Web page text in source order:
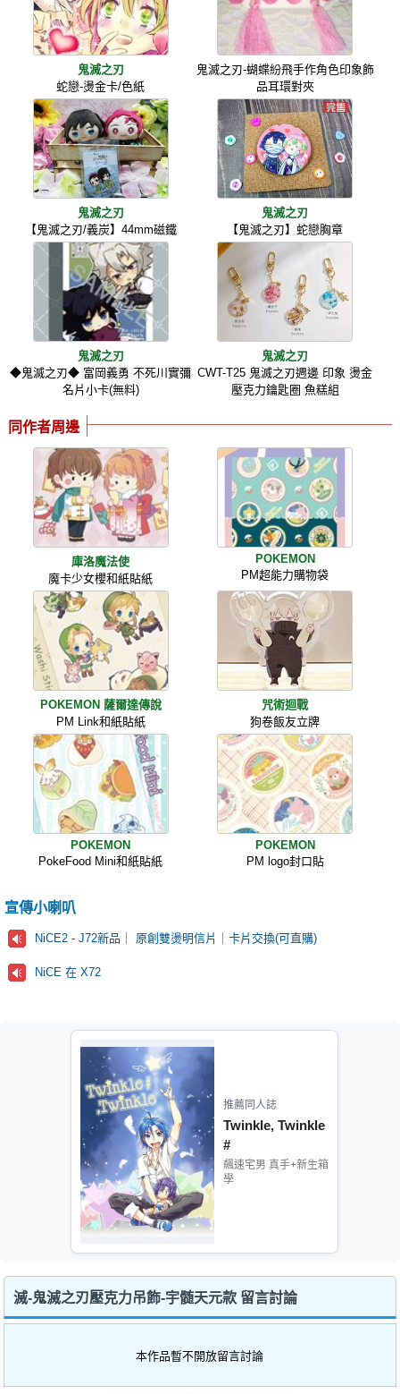
鬼滅之刃
蛇戀-燙金卡/色紙
鬼滅之刃-蝴蝶紛飛手作角色印象飾
品耳環對夾
鬼滅之刃
【鬼滅之刃/義炭】44mm磁鐵
鬼滅之刃
【鬼滅之刃】蛇戀胸章
鬼滅之刃
◆鬼滅之刃◆ 富岡義勇 不死川實彌
名片小卡(無料)
鬼滅之刃
CWT-T25 鬼滅之刃週邊 印象 燙金
壓克力鑰匙圈 魚糕組
同作者周邊
庫洛魔法使
魔卡少女櫻和紙貼紙
POKEMON
PM超能力購物袋
POKEMON 薩爾達傳說
PM Link和紙貼紙
咒術迴戰
狗卷飯友立牌
POKEMON
PokeFood Mini和紙貼紙
POKEMON
PM logo封口貼
宣傳小喇叭
NiCE2 - J72新品｜ 原創雙燙明信片｜卡片交換(可直購)
NiCE 在 X72
推薦同人誌
Twinkle, Twinkle
#
飆速宅男 真手+新生箱
學
滅-鬼滅之刃壓克力吊飾-宇髄天元款 留言討論
本作品暫不開放留言討論